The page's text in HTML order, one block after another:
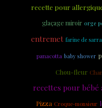
recette pour
glaçage miroir orge
entremet farine de
panacotta baby shower
Chou-fleur
recettes pour
Pizza Croque-monsieur